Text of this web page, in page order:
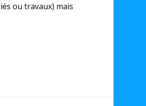
ou travaux) mais